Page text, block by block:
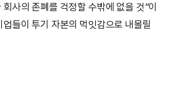
사의 존폐를 걱정할 수밖에 없을 것”이
업들이 투기 자본의 먹잇감으로 내몰릴